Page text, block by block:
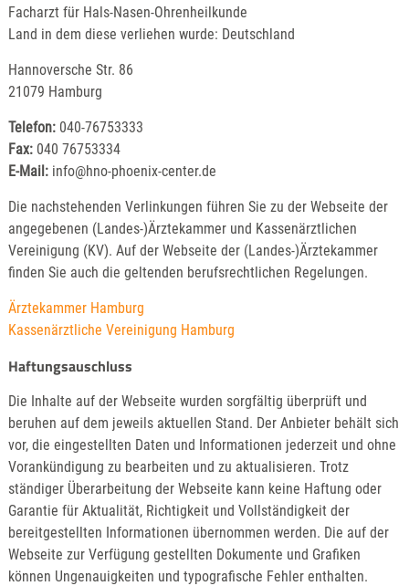
Facharzt für Hals-Nasen-Ohrenheilkunde
Land in dem diese verliehen wurde: Deutschland
Hannoversche Str. 86
21079 Hamburg
Telefon:040-76753333
Fax:040 76753334
E-Mail:info@hno-phoenix-center.de
Die nachstehenden Verlinkungen führen Sie zu der Webseite der
angegebenen (Landes-)Ärztekammer und Kassenärztlichen
Vereinigung (KV). Auf der Webseite der (Landes-)Ärztekammer
finden Sie auch die geltenden berufsrechtlichen Regelungen.
Ärztekammer Hamburg
Kassenärztliche Vereinigung Hamburg
Haftungsauschluss
Die Inhalte auf der Webseite wurden sorgfältig überprüft und
beruhen auf dem jeweils aktuellen Stand. Der Anbieter behält sich
vor, die eingestellten Daten und Informationen jederzeit und ohne
Vorankündigung zu bearbeiten und zu aktualisieren. Trotz
ständiger Überarbeitung der Webseite kann keine Haftung oder
Garantie für Aktualität, Richtigkeit und Vollständigkeit der
bereitgestellten Informationen übernommen werden. Die auf der
Webseite zur Verfügung gestellten Dokumente und Grafiken
können Ungenauigkeiten und typografische Fehler enthalten.